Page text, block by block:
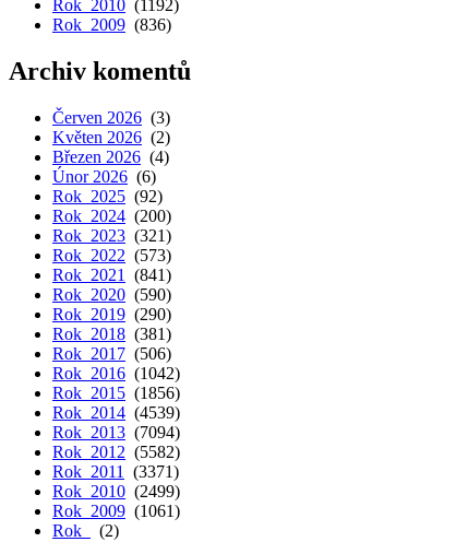
Rok 2010 (1192)
Rok 2009 (836)
Archiv komentů
Červen 2026 (3)
Květen 2026 (2)
Březen 2026 (4)
Únor 2026 (6)
Rok 2025 (92)
Rok 2024 (200)
Rok 2023 (321)
Rok 2022 (573)
Rok 2021
(841)
Rok 2020 (590)
Rok 2019 (290)
Rok 2018 (381)
Rok 2017 (506)
Rok 2016 (1042)
Rok 2015 (1856)
Rok 2014 (4539)
Rok 2013 (7094)
Rok 2012 (5582)
Rok 2011
(3371)
Rok 2010 (2499)
Rok 2009 (1061)
Rok
(2)